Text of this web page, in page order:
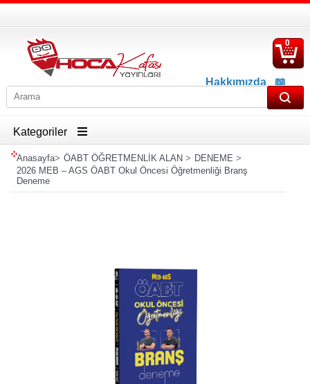
Hakkımızda
📖
İletişim
0
Kategoriler
Anasayfa> ÖABT ÖĞRETMENLİK ALAN > DENEME >
2026 MEB – AGS ÖABT Okul Öncesi Öğretmenliği Branş
Deneme